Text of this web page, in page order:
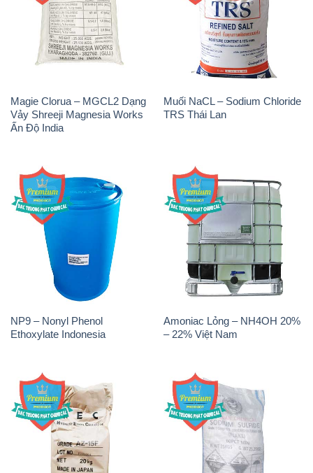
Magie Clorua – MGCL2 Dạng
Vảy Shreeji Magnesia Works
Ấn Độ India
Muối NaCL – Sodium Chloride
TRS Thái Lan
NP9 – Nonyl Phenol
Ethoxylate Indonesia
Amoniac Lỏng – NH4OH 20%
– 22% Việt Nam
Chất Tạo Đặc Hec Mecellose
– Cenllulose Ether Nhật Bản
Sodium Sulfide NA2S – Đá
Thối Liyuan Trung Quốc China